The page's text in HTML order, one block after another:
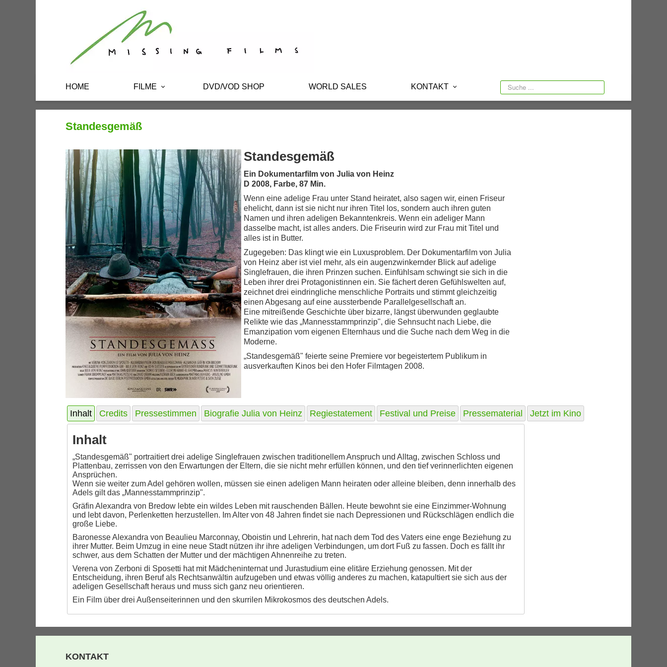
HOME FILME DVD/VOD SHOP WORLD SALES KONTAKT
Standesgemäß
Standesgemäß
Ein Dokumentarfilm von Julia von Heinz
D 2008, Farbe, 87 Min.
Wenn eine adelige Frau unter Stand heiratet, also sagen wir, einen Friseur
ehelicht, dann ist sie nicht nur ihren Titel los, sondern auch ihren guten
Namen und ihren adeligen Bekanntenkreis. Wenn ein adeliger Mann
dasselbe macht, ist alles anders. Die Friseurin wird zur Frau mit Titel und
alles ist in Butter.
Zugegeben: Das klingt wie ein Luxusproblem. Der Dokumentarfilm von Julia
von Heinz aber ist viel mehr, als ein augenzwinkernder Blick auf adelige
Singlefrauen, die ihren Prinzen suchen. Einfühlsam schwingt sie sich in die
Leben ihrer drei Protagonistinnen ein. Sie fächert deren Gefühlswelten auf,
zeichnet drei eindringliche menschliche Portraits und stimmt gleichzeitig
einen Abgesang auf eine aussterbende Parallelgesellschaft an.
Eine mitreißende Geschichte über bizarre, längst überwunden geglaubte
Relikte wie das „Mannesstammprinzip", die Sehnsucht nach Liebe, die
Emanzipation vom eigenen Elternhaus und die Suche nach dem Weg in die
Moderne.
„Standesgemäß" feierte seine Premiere vor begeistertem Publikum in
ausverkauften Kinos bei den Hofer Filmtagen 2008.
Inhalt Credits Pressestimmen Biografie Julia von Heinz Regiestatement Festival und Preise Pressematerial Jetzt im Kino
Inhalt
„Standesgemäß" portraitiert drei adelige Singlefrauen zwischen traditionellem Anspruch und Alltag, zwischen Schloss und
Plattenbau, zerrissen von den Erwartungen der Eltern, die sie nicht mehr erfüllen können, und den tief verinnerlichten eigenen
Ansprüchen.
Wenn sie weiter zum Adel gehören wollen, müssen sie einen adeligen Mann heiraten oder alleine bleiben, denn innerhalb des
Adels gilt das „Mannesstammprinzip".
Gräfin Alexandra von Bredow lebte ein wildes Leben mit rauschenden Bällen. Heute bewohnt sie eine Einzimmer-Wohnung
und lebt davon, Perlenketten herzustellen. Im Alter von 48 Jahren findet sie nach Depressionen und Rückschlägen endlich die
große Liebe.
Baronesse Alexandra von Beaulieu Marconnay, Oboistin und Lehrerin, hat nach dem Tod des Vaters eine enge Beziehung zu
ihrer Mutter. Beim Umzug in eine neue Stadt nützen ihr ihre adeligen Verbindungen, um dort Fuß zu fassen. Doch es fällt ihr
schwer, aus dem Schatten der Mutter und der mächtigen Ahnenreihe zu treten.
Verena von Zerboni di Sposetti hat mit Mädcheninternat und Jurastudium eine elitäre Erziehung genossen. Mit der
Entscheidung, ihren Beruf als Rechtsanwältin aufzugeben und etwas völlig anderes zu machen, katapultiert sie sich aus der
adeligen Gesellschaft heraus und muss sich ganz neu orientieren.
Ein Film über drei Außenseiterinnen und den skurrilen Mikrokosmos des deutschen Adels.
KONTAKT